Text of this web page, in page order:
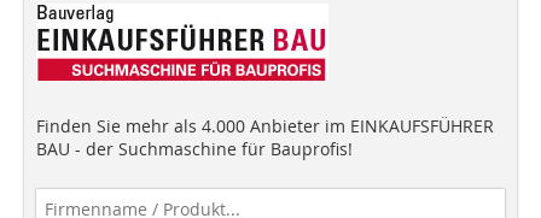
Finden Sie mehr als 4.000 Anbieter im EINKAUFSFÜHRER
BAU - der Suchmaschine für Bauprofis!